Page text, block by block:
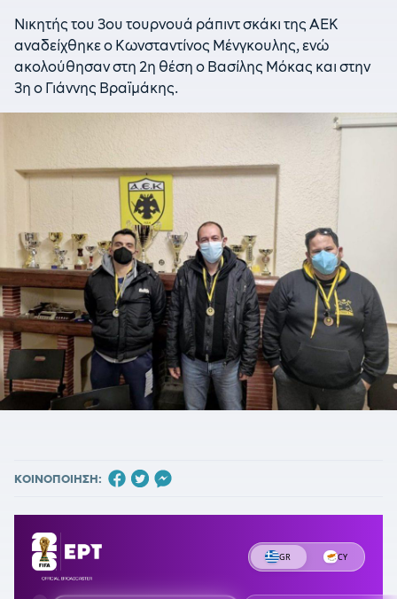
Νικητής του 3ου τουρνουά ράπιντ σκάκι της ΑΕΚ
αναδείχθηκε ο Κωνσταντίνος Μένγκουλης, ενώ
ακολούθησαν στη 2η θέση ο Βασίλης Μόκας και στην
3η ο Γιάννης Βραϊμάκης.
ΚΟΙΝΟΠΟΙΗΣΗ: